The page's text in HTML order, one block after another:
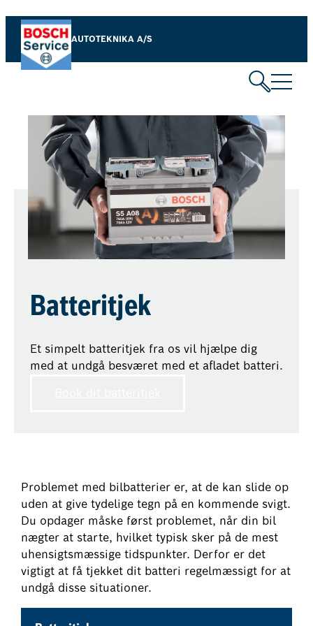
AUTOTEKNIKA A/S
Batteritjek
Et simpelt batteritjek fra os vil hjælpe dig
med at undgå besværet med et afladet batteri.
Problemet med bilbatterier er, at de kan slide op
uden at give tydelige tegn på en kommende svigt.
Du opdager måske først problemet, når din bil
nægter at starte, hvilket typisk sker på de mest
uhensigtsmæssige tidspunkter. Derfor er det
vigtigt at få tjekket dit batteri regelmæssigt for at
undgå disse situationer.